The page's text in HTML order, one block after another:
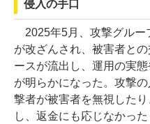
侵入の手口
2025年5月、攻撃グルー
が改ざんされ、被害者と
ースが流出し、運用の実
が明らかになった。攻撃
撃者が被害者を無視した
し、返金にも応じなかっ